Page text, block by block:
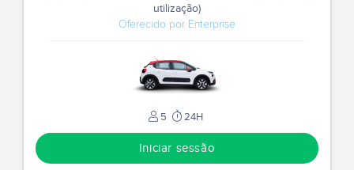
utilização)
Oferecido por Enterprise
5 24H
Iniciar sessão